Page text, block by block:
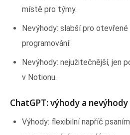
místě pro týmy.
Nevýhody: slabší pro
programování.
Nevýhody: nejužitečnější, jen
v Notionu.
ChatGPT: výhody a nevýhody
Výhody: flexibilní napříč